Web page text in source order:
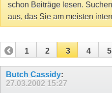
schon Beiträge lesen.
aus, das Sie am meisten
1 2 3 4 5
Butch Cassidy:
27.03.2002 15:27